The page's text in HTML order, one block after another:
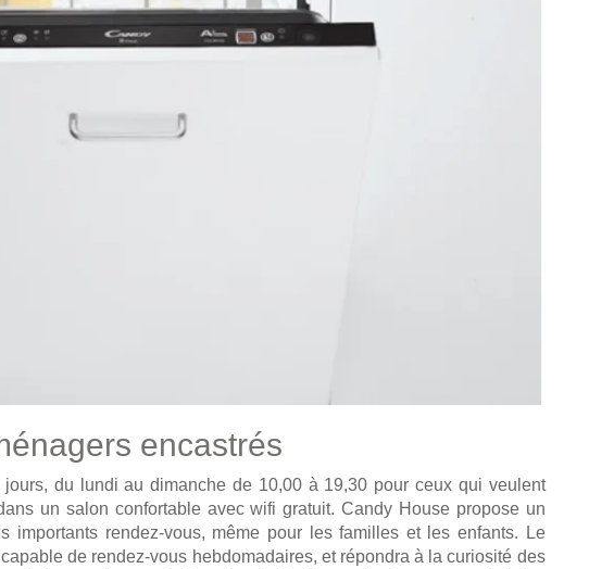
encastrés
du lundi au dimanche de 10,00 à 19,30 pour ceux qui veulent
un salon confortable avec wifi gratuit. Candy House propose un
importants rendez-vous, même pour les familles et les enfants. Le
de rendez-vous hebdomadaires, et répondra à la curiosité des